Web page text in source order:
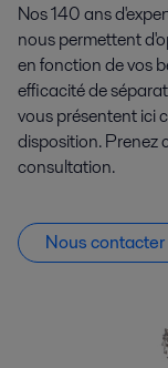
Nos 140 ans
nous permettent
en fonction de vos
efficacité de
vous présentent ici
disposition. Prenez
consultation.
Nous contacter